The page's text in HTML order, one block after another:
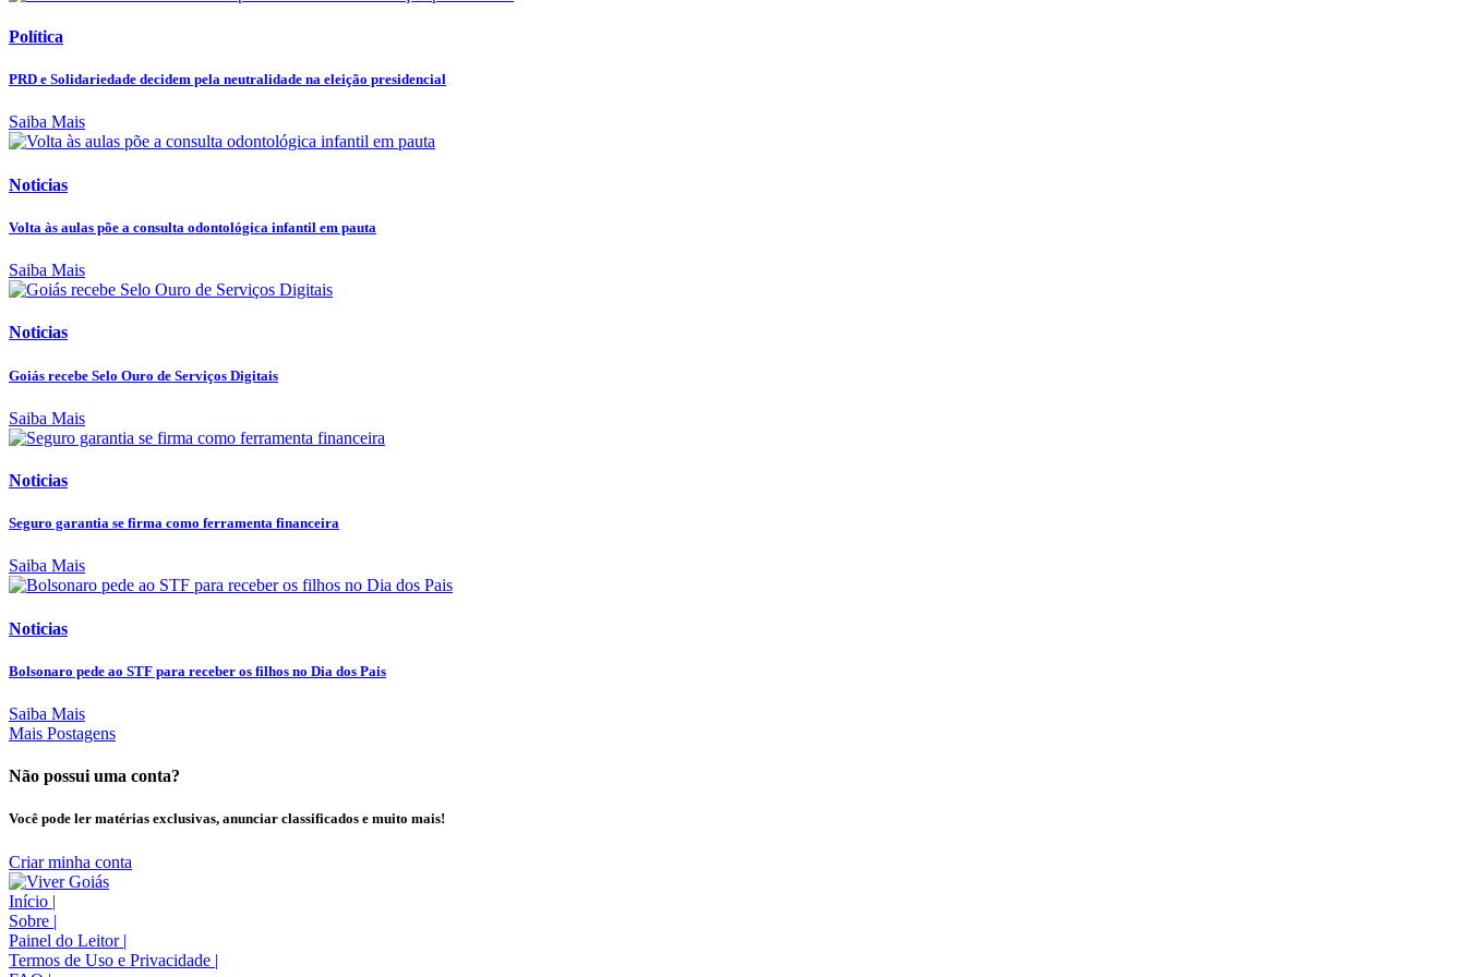
Política
PRD e Solidariedade decidem pela neutralidade na eleição presidencial
Saiba Mais
Noticias
Volta às aulas põe a consulta odontológica infantil em pauta
Saiba Mais
Noticias
Goiás recebe Selo Ouro de Serviços Digitais
Saiba Mais
Noticias
Seguro garantia se firma como ferramenta financeira
Saiba Mais
Noticias
Bolsonaro pede ao STF para receber os filhos no Dia dos Pais
Saiba Mais
Mais Postagens
Não possui uma conta?
Você pode ler matérias exclusivas, anunciar classificados e muito mais!
Criar minha conta
Início |
Sobre |
Painel do Leitor |
Termos de Uso e Privacidade |